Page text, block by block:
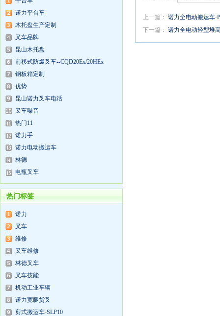
诺力平台车
木托盘生产定制
叉车品牌
昆山木托盘
前移式防爆叉车--CQD20Ex/20HEx
钢板箱定制
优势
昆山诺力叉车电话
叉车噪音
热门11
诺力手
诺力电动搬运车
林德
电瓶叉车
热门标签
诺力
叉车
维修
叉车维修
林德叉车
叉车技能
机动工业车辆
诺力宽腿货叉
剪式搬运车-SLP10
上一篇： 诺力全电动搬运车-
下一篇： 诺力全电动轻型堆